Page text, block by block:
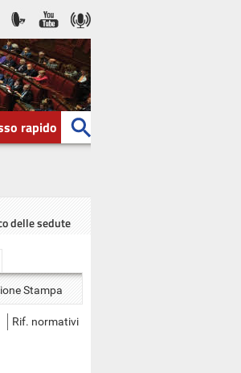
rapido
delle sedute
Stampa
Rif. normativi